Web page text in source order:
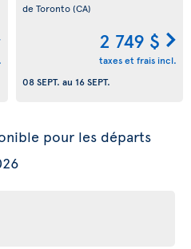
de Toronto(CA)
2 749 $
taxes et frais incl.
08 SEPT. au 16 SEPT.
pour les départs